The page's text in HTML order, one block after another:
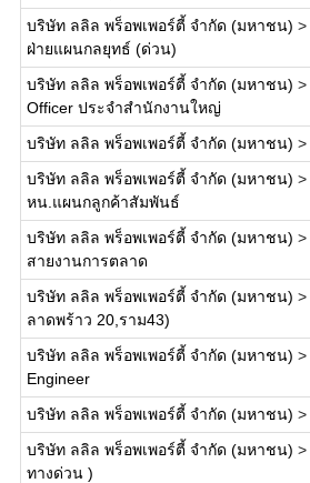
บริษัท ลลิล พร็อพเพอร์ตี้ จำกัด (มหาชน) >
ฝ่ายแผนกลยุทธ์ (ด่วน)
บริษัท ลลิล พร็อพเพอร์ตี้ จำกัด (มหาชน) >
Officer ประจำสำนักงานใหญ่
บริษัท ลลิล พร็อพเพอร์ตี้ จำกัด (มหาชน) >
บริษัท ลลิล พร็อพเพอร์ตี้ จำกัด (มหาชน) >
หน.แผนกลูกค้าสัมพันธ์
บริษัท ลลิล พร็อพเพอร์ตี้ จำกัด (มหาชน) >
สายงานการตลาด
บริษัท ลลิล พร็อพเพอร์ตี้ จำกัด (มหาชน) >
ลาดพร้าว 20,ราม43)
บริษัท ลลิล พร็อพเพอร์ตี้ จำกัด (มหาชน) >
Engineer
บริษัท ลลิล พร็อพเพอร์ตี้ จำกัด (มหาชน) >
บริษัท ลลิล พร็อพเพอร์ตี้ จำกัด (มหาชน) >
ทางด่วน )